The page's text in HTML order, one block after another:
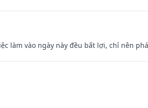
làm vào ngày này đều bất lợi, chỉ nên